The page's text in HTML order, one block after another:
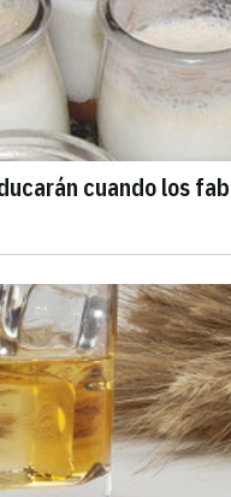
cuando los